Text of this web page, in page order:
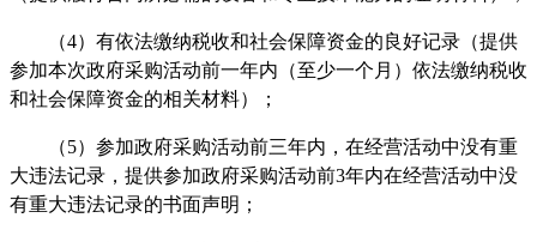
（4）有依法缴纳税收和社会保障资金的良好记录（提供
参加本次政府采购活动前一年内（至少一个月）依法缴纳税收
和社会保障资金的相关材料）；
（5）参加政府采购活动前三年内，在经营活动中没有重
大违法记录，提供参加政府采购活动前3年内在经营活动中没
有重大违法记录的书面声明；